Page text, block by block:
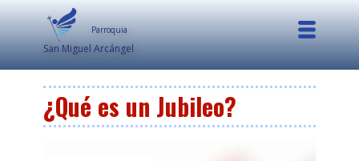
Parroquia
San Miguel Arcángel
¿Qué es un Jubileo?